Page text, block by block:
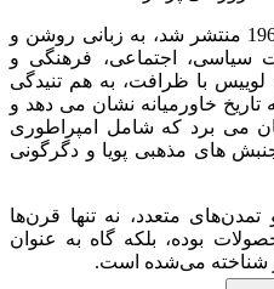
این کتاب که اولین بار در سال 1967 منتشر شد، به زبانی روشن و
سیاسی، اجتماعی، فرهنگی و
با ظرافت، به هم تنیدگی
خاورمیانه نشان می دهد و
می برد که شامل امپراطوری
های مذهبی پویا و دگرگونی
متعدد، نه تنها قرن‌ها
بوده، بلکه گاه به عنوان
شناخته می‌شده است.